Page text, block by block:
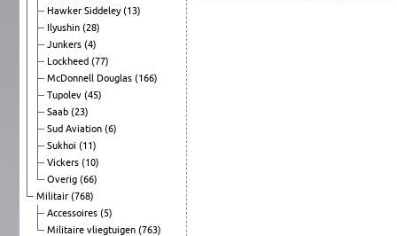
Hawker Siddeley(13)
Ilyushin (28)
Junkers (4)
Lockheed (77)
McDonnell Douglas (166)
Tupolev (45)
Saab (23)
Sud Aviation (6)
Sukhoi (11)
Vickers (10)
Overig (66)
Militair (768)
Accessoires (5)
Militaire vliegtuigen (763)